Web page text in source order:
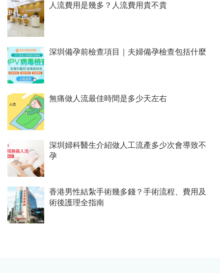
人流費用是幾多？人流費用貴不貴
深圳備孕前檢查項目｜夫婦備孕檢查包括什麼
無痛做人流最佳時間是多少天左右
深圳婦科醫生介紹做人工流產多少次會導致不
孕
香港男性結紮手術幾多錢？手術流程、費用及
術後護理全指南